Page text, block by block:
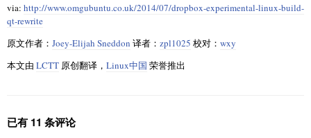
via: http://www.omgubuntu.co.uk/2014/07/dropbox-experimental-linux-build-
qt-rewrite
原文作者： Joey-Elijah Sneddon 译者： zpl1025 校对： wxy
本文由 LCTT 原创翻译， Linux中国 荣誉推出
已有 11 条评论